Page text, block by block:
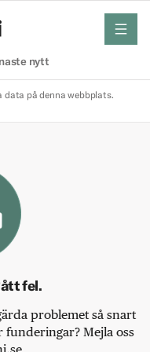
nytt
meny
data på denna webbplats.
fel.
problemet så snart
Mejla oss